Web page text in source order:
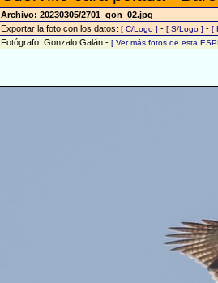
Archivo: 20230305/2701_gon_02.jpg
Exportar la foto con los datos: [ C/Logo ] - [ S/Logo ] - [
Fotógrafo: Gonzalo Galán - [ Ver más fotos de esta